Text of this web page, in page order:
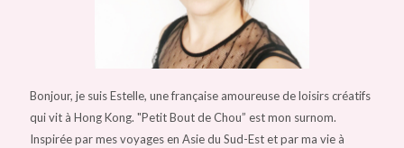
Bonjour, je suis Estelle, une française amoureuse de loisirs créatifs
qui vit à Hong Kong. "Petit Bout de Chou” est mon surnom.
Inspirée par mes voyages en Asie du Sud-Est et par ma vie à